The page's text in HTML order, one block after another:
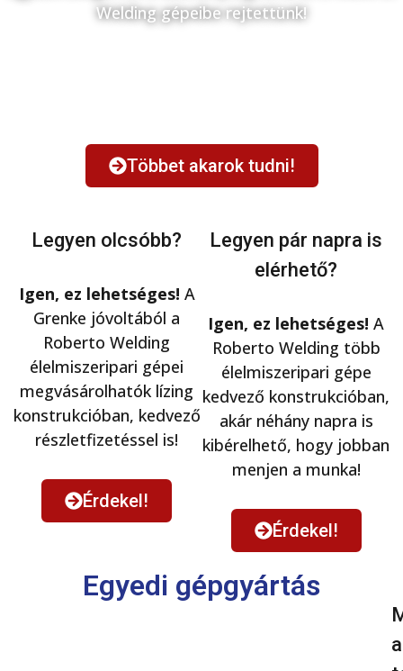
Welding gépeibe rejtettünk!
Többet akarok tudni!
Legyen olcsóbb?
Igen, ez lehetséges! A
Grenke jóvoltából a
Roberto Welding
élelmiszeripari gépei
megvásárolhatók lízing
konstrukcióban, kedvező
részletfizetéssel is!
Érdekel!
Legyen pár napra is
elérhető?
Igen, ez lehetséges! A
Roberto Welding több
élelmiszeripari gépe
kedvező konstrukcióban,
akár néhány napra is
kibérelhető, hogy jobban
menjen a munka!
Érdekel!
Egyedi gépgyártás
a